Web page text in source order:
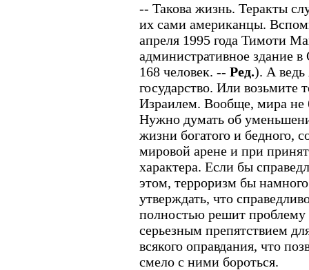
-- Такова жизнь. Теракты
их сами американцы.
апреля 1995 года Тимоти
административное здание
168 человек. -- Ред.). А ведь
государство. Или возьмите
Израилем. Вообще, мира не
Нужно думать об
жизни богатого и бедного,
мировой арене и при
характера. Если бы
этом, терроризм бы
утверждать, что
полностью решит проблему
серьезным препятствием
всякого оправдания, что
смело с ними бороться.